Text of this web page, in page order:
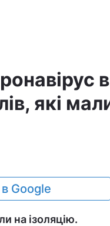
які
Google
на ізоляцію.​​​​​​​